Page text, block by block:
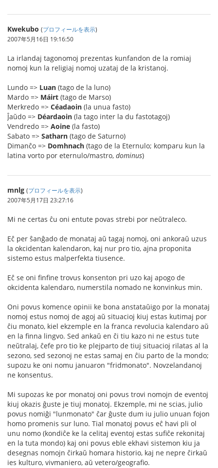
Kwekubo (プロフィールを表示)
2007年5月16日 19:16:50
La irlandaj tagonomoj prezentas kunfandon de la romiaj
nomoj kun la religiaj nomoj uzataj de la kristanoj.
Lundo => Luan (tago de la luno)
Mardo => Máirt (tago de Marso)
Merkredo => Céadaoin (la unua fasto)
Ĵaŭdo => Déardaoin (la tago inter la du fastotagoj)
Vendredo => Aoine (la fasto)
Sabato => Satharn (tago de Saturno)
Dimanĉo => Domhnach (tago de la Eternulo; komparu kun la
latina vorto por eternulo/mastro, dominus)
mnlg (プロフィールを表示)
2007年5月17日 23:27:16
Mi ne certas ĉu oni entute povas strebi por neŭtraleco.
Eĉ per ŝanĝado de monataj aŭ tagaj nomoj, oni ankoraŭ uzus
la okcidentan kalendaron, kaj nur pro tio, ajna proponita
sistemo estus malperfekta tiusence.
Eĉ se oni finfine trovus konsenton pri uzo kaj apogo de
okcidenta kalendaro, numerstila nomado ne konvinkus min.
Oni povus komence opinii ke bona anstataŭigo por la monataj
nomoj estus nomoj de agoj aŭ situacioj kiuj estas kutimaj por
ĉiu monato, kiel ekzemple en la franca revolucia kalendaro aŭ
en la finna lingvo. Sed ankaŭ en ĉi tiu kazo ni ne estus tute
neŭtralaj, ĉefe pro tio ke plejparto de tiuj situacioj rilatas al la
sezono, sed sezonoj ne estas samaj en ĉiu parto de la mondo;
supozu ke oni nomu januaron "fridmonato". Novzelandanoj
ne konsentus.
Mi supozas ke por monatoj oni povus trovi nomojn de eventoj
kiuj okazis ĝuste je tiuj monatoj. Ekzemple, mi ne scias, julio
povus nomiĝi "lunmonato" ĉar ĝuste dum iu julio unuan fojon
homo promenis sur luno. Tial monatoj povus eĉ havi pli ol
unu nomo (kondiĉe ke la celitaj eventoj estas sufiĉe rekonitaj
en la tuta mondo) kaj oni povus eble ekhavi sistemon kiu ja
desegnas nomojn ĉirkaŭ homara historio, kaj ne nepre ĉirkaŭ
ies kulturo, vivmaniero, aŭ vetero/geografio.